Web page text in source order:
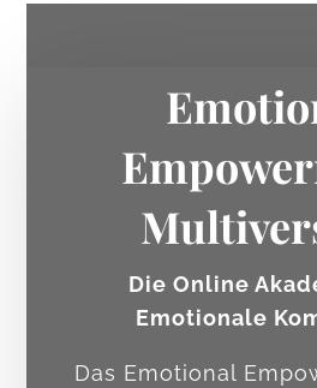
Die Online
Emotionale
Das Emotional